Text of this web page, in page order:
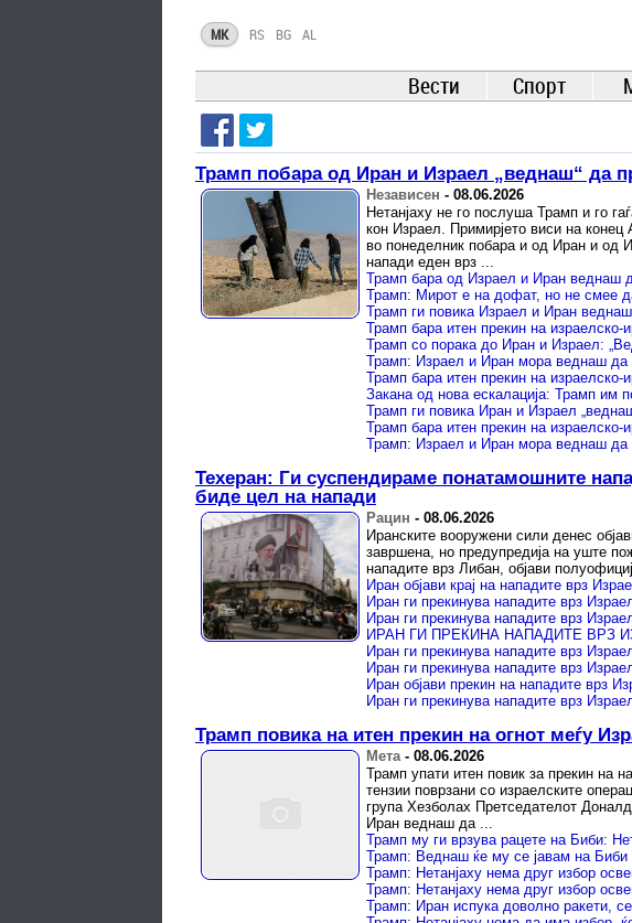
MK RS BG AL
Вести Спорт
Трамп побара од Иран и Израел „веднаш“ да
Независен - 08.06.2026
Нетанјаху не го послуша Трамп и го
кон Израел. Примирјето виси на
во понеделник побара и од Иран и од
напади еден врз ...
Трамп бара од Израел и Иран веднаш
Трамп ги повика Израел и Иран
Трамп бара итен прекин на израелско-
Трамп: Израел и Иран мора веднаш да
Трамп бара итен прекин на израелско-
Трамп бара итен прекин на израелско-
Трамп: Израел и Иран мора веднаш да
Техеран: Ги суспендираме понатамошните
биде цел на напади
Рацин - 08.06.2026
Иранските вооружени сили денес
завршена, но предупредија на уште
нападите врз Либан, објави
Иран објави крај на нападите врз
Иран ги прекинува нападите врз
Иран ги прекинува нападите врз
Иран ги прекинува нападите врз
Иран ги прекинува нападите врз
Иран ги прекинува нападите врз
Трамп повика на итен прекин на огнот меѓу
Мета- 08.06.2026
Трамп упати итен повик за прекин на
тензии поврзани со израелските
група Хезболах Претседателот
Иран веднаш да ...
Трамп: Иран испука доволно ракети,